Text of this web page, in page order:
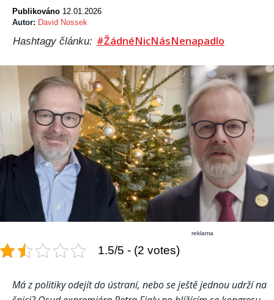
Publikováno 12.01.2026
Autor: David Nossek
Hashtagy článku: #ŽádnéNicNásNenapadlo
reklama
1.5/5 - (2 votes)
Má z politiky odejít do ústraní, nebo se ještě jednou udrží na